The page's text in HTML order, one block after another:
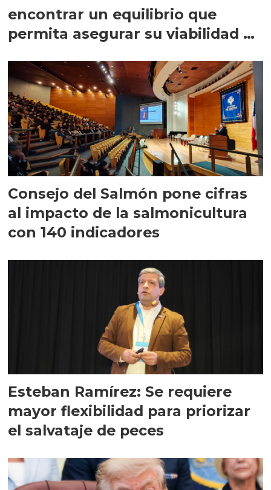
encontrar un equilibrio que
permita asegurar su viabilidad de
Consejo del Salmón pone cifras
al impacto de la salmonicultura
con 140 indicadores
Esteban Ramírez: Se requiere
mayor flexibilidad para priorizar
el salvataje de peces